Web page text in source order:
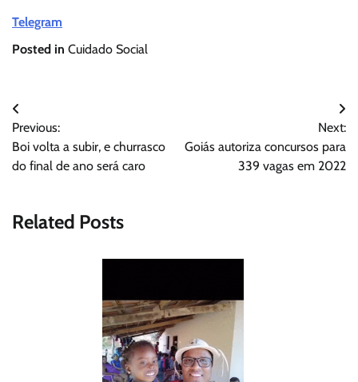
Telegram
Posted in Cuidado Social
Navegação
de
Post
Previous:
Boi volta a subir, e churrasco
do final de ano será caro
Next:
Goiás autoriza concursos para
339 vagas em 2022
Related Posts